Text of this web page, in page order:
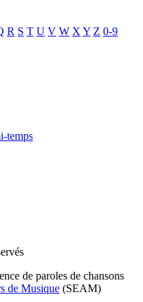
R S T U V W X Y Z 0-9
temps
de paroles de chansons
de Musique (SEAM)